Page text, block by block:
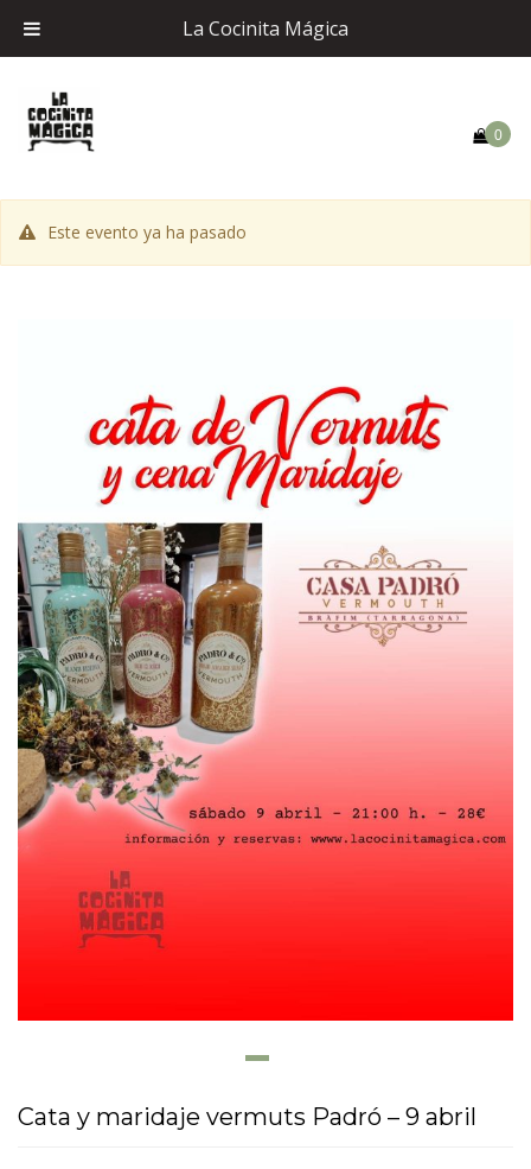
0
Este evento ya ha pasado
Cata y maridaje vermuts Padró – 9 abril
La Cocinita Mágica